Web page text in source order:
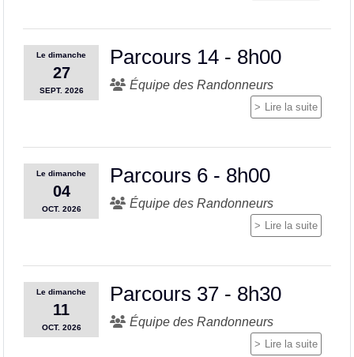
Ledimanche
27
SEPT. 2026
Parcours 14 - 8h00
Équipe des Randonneurs
Lire la suite
Ledimanche
04
OCT. 2026
Parcours 6 - 8h00
Équipe des Randonneurs
Lire la suite
Ledimanche
11
OCT. 2026
Parcours 37 - 8h30
Équipe des Randonneurs
Lire la suite